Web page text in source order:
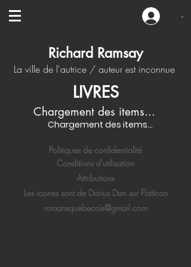
-
Richard Ramsay
La ville de l'autrice / auteur est inconnue
LIVRES
Chargement des items...
Chargement des items...
Politiques de confidentialité
Conditions d'utilisation
Attributions
Les icones sont de Darius Dan sur FlatIcon
romansquebecois@gmail.com